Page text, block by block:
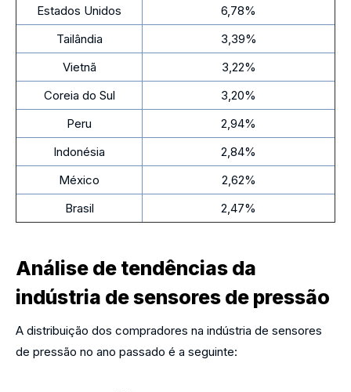
Estados Unidos
6,78%
Tailândia
3,39%
Vietnã
3,22%
Coreia do Sul
3,20%
Peru
2,94%
Indonésia
2,84%
México
2,62%
Brasil
2,47%
Análise de tendências da
indústria de sensores de pressão
A distribuição dos compradores na indústria de sensores
de pressão no ano passado é a seguinte: